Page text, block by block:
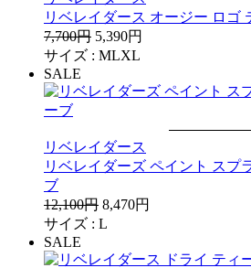
リベレイダース オージー ロゴ
7,700円 5,390円
サイズ : MLXL
SALE
リベレイダース
リベレイダーズ ペイント スプ
ブ
12,100円 8,470円
サイズ : L
SALE